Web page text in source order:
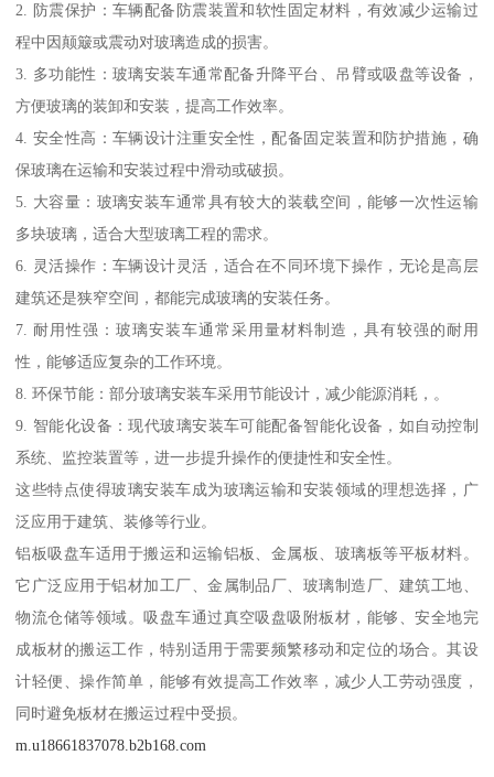
2. 防震保护：车辆配备防震装置和软性固定材料，有效减少运输过
程中因颠簸或震动对玻璃造成的损害。
3. 多功能性：玻璃安装车通常配备升降平台、吊臂或吸盘等设备，
方便玻璃的装卸和安装，提高工作效率。
4. 安全性高：车辆设计注重安全性，配备固定装置和防护措施，确
保玻璃在运输和安装过程中滑动或破损。
5. 大容量：玻璃安装车通常具有较大的装载空间，能够一次性运输
多块玻璃，适合大型玻璃工程的需求。
6. 灵活操作：车辆设计灵活，适合在不同环境下操作，无论是高层
建筑还是狭窄空间，都能完成玻璃的安装任务。
7. 耐用性强：玻璃安装车通常采用量材料制造，具有较强的耐用
性，能够适应复杂的工作环境。
8. 环保节能：部分玻璃安装车采用节能设计，减少能源消耗，。
9. 智能化设备：现代玻璃安装车可能配备智能化设备，如自动控制
系统、监控装置等，进一步提升操作的便捷性和安全性。
这些特点使得玻璃安装车成为玻璃运输和安装领域的理想选择，广
泛应用于建筑、装修等行业。
铝板吸盘车适用于搬运和运输铝板、金属板、玻璃板等平板材料。
它广泛应用于铝材加工厂、金属制品厂、玻璃制造厂、建筑工地、
物流仓储等领域。吸盘车通过真空吸盘吸附板材，能够、安全地完
成板材的搬运工作，特别适用于需要频繁移动和定位的场合。其设
计轻便、操作简单，能够有效提高工作效率，减少人工劳动强度，
同时避免板材在搬运过程中受损。
m.u18661837078.b2b168.com